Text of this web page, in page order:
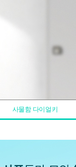
사물함 다이얼키